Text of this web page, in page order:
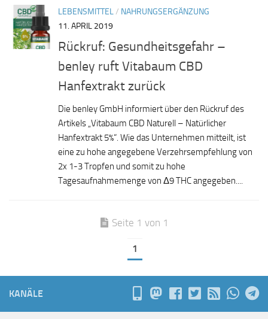
LEBENSMITTEL/ NAHRUNGSERGÄNZUNG
11. APRIL 2019
Rückruf: Gesundheitsgefahr –
benley ruft Vitabaum CBD
Hanfextrakt zurück
Die benley GmbH informiert über den Rückruf des
Artikels „Vitabaum CBD Naturell – Natürlicher
Hanfextrakt 5%“. Wie das Unternehmen mitteilt, ist
eine zu hohe angegebene Verzehrsempfehlung von
2x 1-3 Tropfen und somit zu hohe
Tagesaufnahmemenge von Δ9 THC angegeben....
Seite 1 von 1
1
KANÄLE